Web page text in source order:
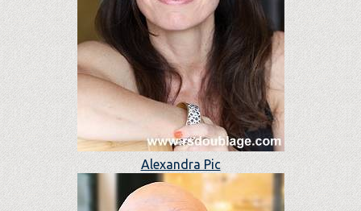
Alexandra Pic